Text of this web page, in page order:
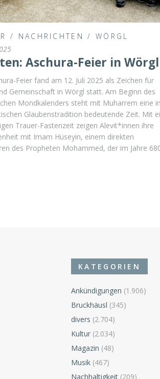
/ NACHRICHTEN / WÖRGL
Aschura-Feier in Wörgl
Feier fand am 12. Juli 2025 als Zeichen für
Gemeinschaft in Wörgl statt. Am Beginn des
Mondkalenders steht mit Muharrem eine in
Glaubenstradition bedeutende Zeit. Mit
Trauer-Fastenzeit zeigen Alevit*innen ihre
mit Imam Hüseyin, einem direkten
des Propheten Mohammed, der im Jahre
KATEGORIEN
Ankündigungen (1.906)
Bruckhäusl (345)
divers (2.704)
Kultur (2.034)
Magazin (48)
Musik (467)
Nachhaltigkeit (209)